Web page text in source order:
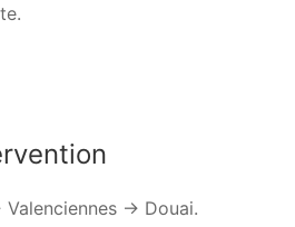
→ Douai.